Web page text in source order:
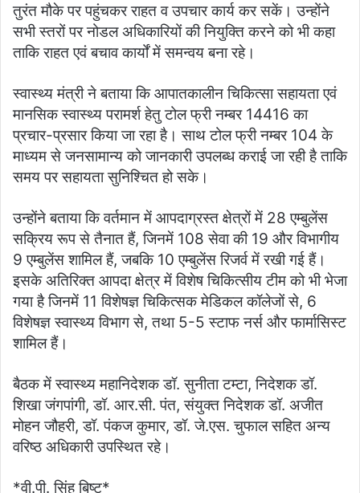
तुरंत मौके पर पहुंचकर राहत व उपचार कार्य कर सकें। उन्होंने
सभी स्तरों पर नोडल अधिकारियों की नियुक्ति करने को भी कहा
ताकि राहत एवं बचाव कार्यों में समन्वय बना रहे।
स्वास्थ्य मंत्री ने बताया कि आपातकालीन चिकित्सा सहायता एवं
मानसिक स्वास्थ्य परामर्श हेतु टोल फ्री नम्बर 14416 का
प्रचार-प्रसार किया जा रहा है। साथ टोल फ्री नम्बर 104 के
माध्यम से जनसामान्य को जानकारी उपलब्ध कराई जा रही है ताकि
समय पर सहायता सुनिश्चित हो सके।
उन्होंने बताया कि वर्तमान में आपदाग्रस्त क्षेत्रों में 28 एम्बुलेंस
सक्रिय रूप से तैनात हैं, जिनमें 108 सेवा की 19 और विभागीय
9 एम्बुलेंस शामिल हैं, जबकि 10 एम्बुलेंस रिजर्व में रखी गई हैं।
इसके अतिरिक्त आपदा क्षेत्र में विशेष चिकित्सीय टीम को भी भेजा
गया है जिनमें 11 विशेषज्ञ चिकित्सक मेडिकल कॉलेजों से, 6
विशेषज्ञ स्वास्थ्य विभाग से, तथा 5-5 स्टाफ नर्स और फार्मासिस्ट
शामिल हैं।
बैठक में स्वास्थ्य महानिदेशक डॉ. सुनीता टम्टा, निदेशक डॉ.
शिखा जंगपांगी, डॉ. आर.सी. पंत, संयुक्त निदेशक डॉ. अजीत
मोहन जौहरी, डॉ. पंकज कुमार, डॉ. जे.एस. चुफाल सहित अन्य
वरिष्ठ अधिकारी उपस्थित रहे।
*वी.पी. सिंह बिष्ट*